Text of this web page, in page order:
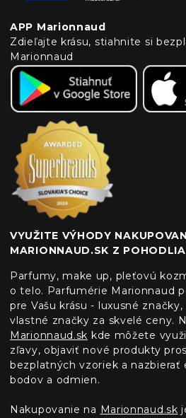
APP Marionnaud
Zdieľajte krásu, stiahnite si
Marionnaud
VYUŽITE VÝHODY
MARIONNAUD.SK Z
Parfumy, make up, pleťovú
o telo. Parfumérie Marionnaud
pre Vašu krásu - luxusné
vlastné značky za skvelé ceny.
Marionnaud.sk kde môžete
zľavy, objaviť nové produkty
bezplatných vzoriek a nazbierať
bodov a odmien.
Nakupovanie na Marionnaud.sk